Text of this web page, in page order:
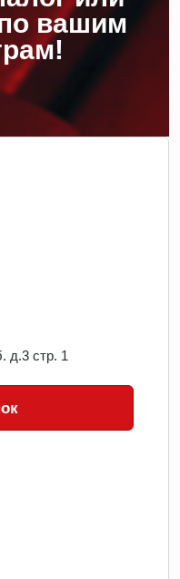
вашим
д.3 стр. 1